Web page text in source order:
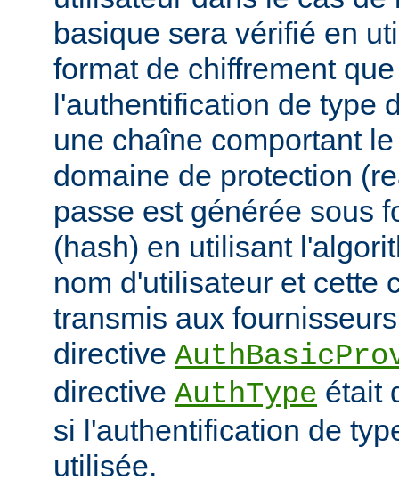
basique sera vérifié en
format de chiffrement
l'authentification de type
une chaîne comportant
domaine de protection
passe est générée sous
(hash) en utilisant
nom d'utilisateur et cette
transmis aux
directive
directive AuthType était
si l'authentification de
utilisée.